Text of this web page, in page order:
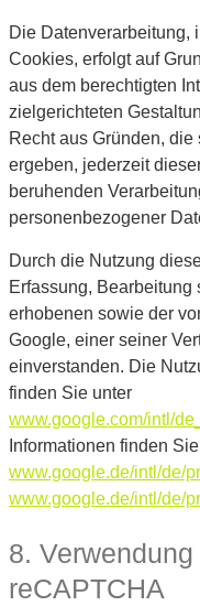
Die Datenverarbeitung,
Cookies, erfolgt auf
aus dem berechtigten
zielgerichteten
Recht aus Gründen,
ergeben, jederzeit
beruhenden
personenbezogener
Durch die Nutzung
Erfassung, Bearbeitung
erhobenen sowie der
Google, einer seiner
einverstanden. Die
finden Sie unter
www.google.com/intl/
Informationen finden
www.google.de/intl/de/
www.google.de/intl/de/
8.
reCAPTCHA